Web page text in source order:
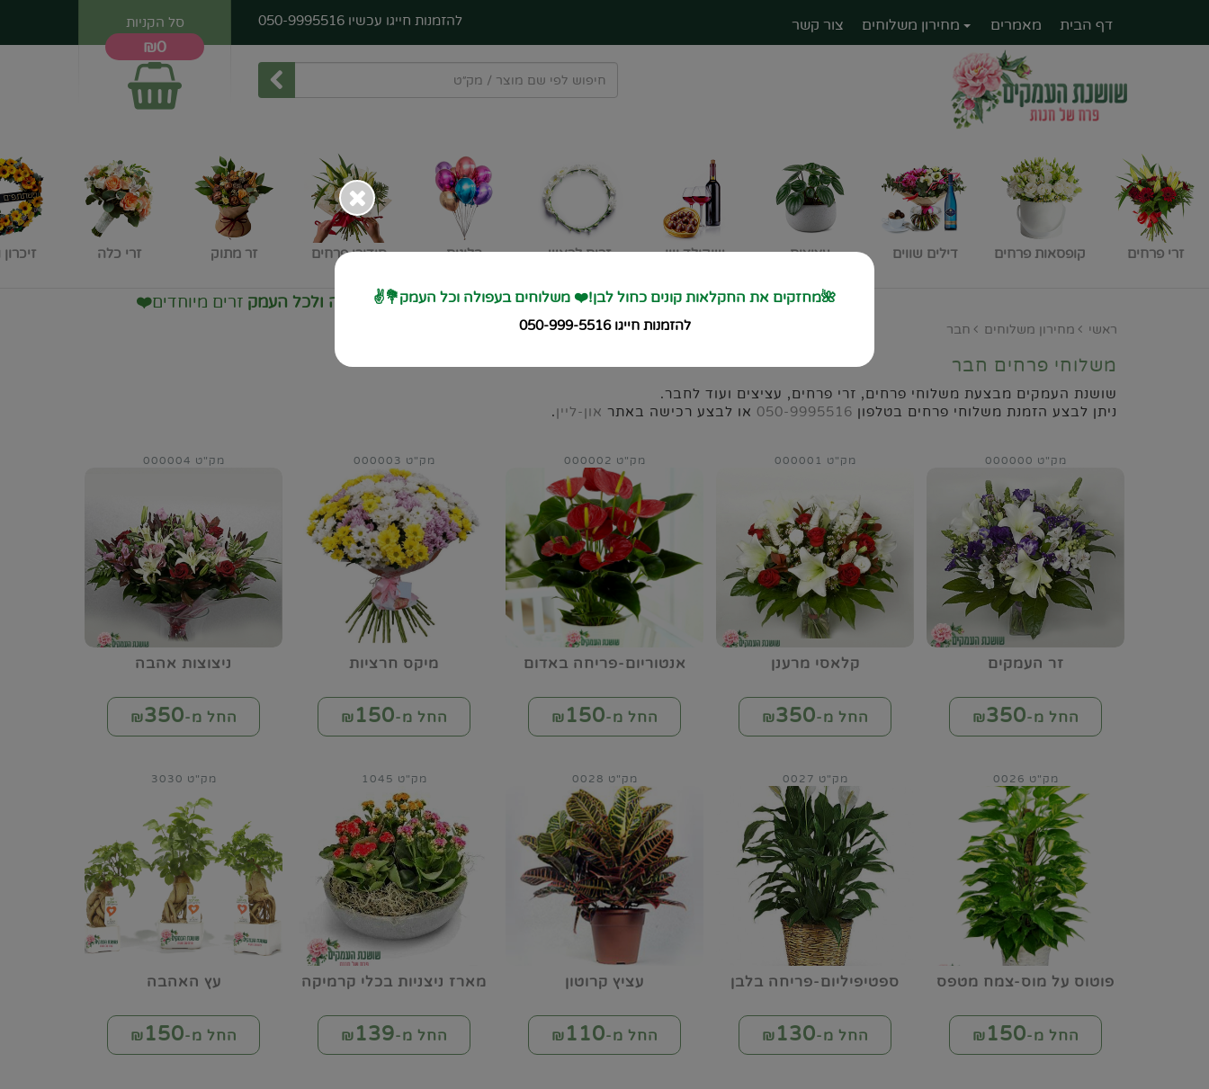
סל הקניות
₪0
להזמנות חייגו עכשיו 050-9995516 דף הבית מאמרים מחירון משלוחים צור קשר
זרי פרחים קופסאות פרחים דילים שווים עציצים שוקולד ויין זרים לראש בלונים סידורי פרחים זר מתוק זרי כלה
🚙 מחזקים את החקלאות קונים כחול לבן משלוחי פרחים לעפולה ולכל העמקזרים מיוחדים❤️
ראשי מחירון משלוחים חבר
משלוחי פרחים חבר
שושנת העמקים מבצעת משלוחי פרחים, זרי פרחים, עציצים ועוד לחבר.
ניתן לבצע הזמנת משלוחי פרחים בטלפון 050-9995516 או לבצע רכישה באתר און-ליין.
זר העמקים
מק"ט 000000
החל מ-₪350
קלאסי מרענן
מק"ט 000001
החל מ-₪350
אנטוריום-פריחה באדום
מק"ט 000002
החל מ-₪150
מיקס חרציות
מק"ט 000003
החל מ-₪150
ניצוצות אהבה
מק"ט 000004
החל מ-₪350
פוטוס על מוס-צמח מטפס
מק"ט 0026
החל מ-₪150
ספטיפיליום-פריחה בלבן
מק"ט 0027
החל מ-₪130
עציץ קרוטון
מק"ט 0028
החל מ-₪110
מארז ניצניות בכלי קרמיקה
מק"ט 1045
החל מ-₪139
עץ האהבה
מק"ט 3030
החל מ-₪150
🌺מחזקים את החקלאות קונים כחול לבן!❤️ משלוחים בעפולה וכל העמק💐✌️
להזמנות חייגו 050-999-5516